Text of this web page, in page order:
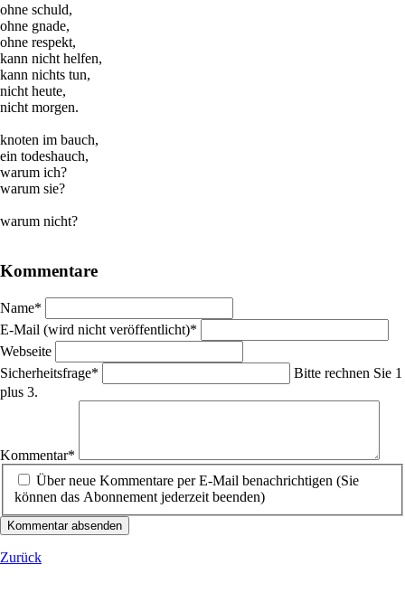
ohne schuld,
ohne gnade,
ohne respekt,
kann nicht helfen,
kann nichts tun,
nicht heute,
nicht morgen.
knoten im bauch,
ein todeshauch,
warum ich?
warum sie?
warum nicht?
Kommentare
Pflichtfeld
Name*
Pflichtfeld
E-Mail (wird nicht veröffentlicht)*
Webseite
Pflichtfeld
Sicherheitsfrage*
Bitte rechnen Sie 1
plus 3.
Kommentar*
Über neue Kommentare per E-Mail benachrichtigen (Sie
können das Abonnement jederzeit beenden)
Kommentar absenden
Zurück